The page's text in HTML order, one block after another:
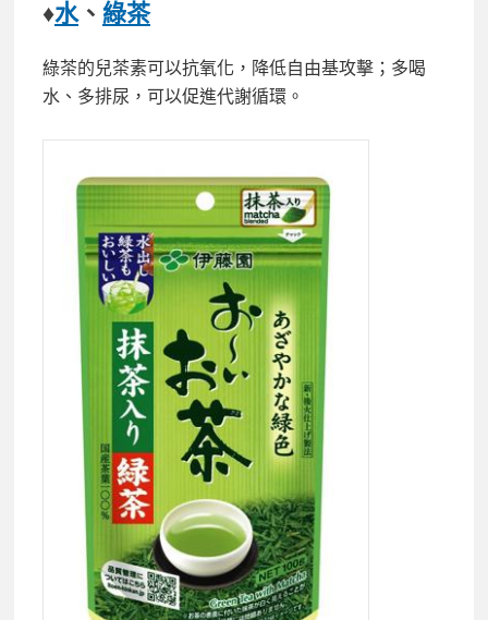
♦水、 綠茶
綠茶的兒茶素可以抗氧化，降低自由基攻擊；多喝
水、多排尿，可以促進代謝循環。